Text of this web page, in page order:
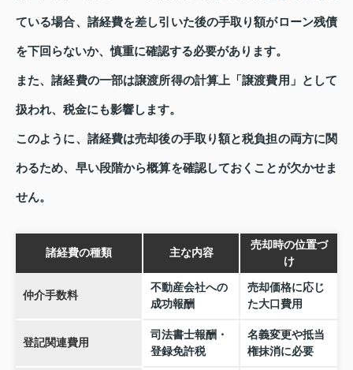
ている場合、諸経費を差し引いた後の手取り額がローン残債
を下回らないか、慎重に確認する必要があります。
また、諸経費の一部は譲渡所得の計算上「譲渡費用」として
扱われ、税金にも影響します。
このように、諸経費は売却後の手取り額と税負担の両方に関
わるため、早い段階から概算を確認しておくことが欠かせま
せん。
諸経費の種類 主な内容
売却時の位置づ
け
仲介手数料
不動産会社への
成功報酬
売却価格に応じ
た大口費用
登記関連費用
司法書士報酬・
登録免許税
名義変更や抵当
権抹消に必要